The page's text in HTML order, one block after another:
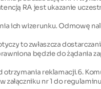
RA jest ukazanie
ich wizerunku. Odmowę
to zwłaszcza
będzie do żądania
reklamacji.6.
nr 1 do